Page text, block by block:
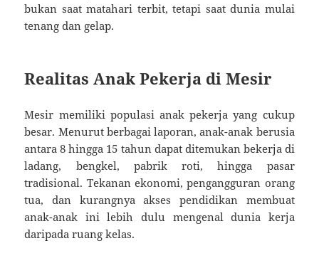
bukan saat matahari terbit, tetapi saat dunia mulai
tenang dan gelap.
Realitas Anak Pekerja di Mesir
Mesir memiliki populasi anak pekerja yang cukup
besar. Menurut berbagai laporan, anak-anak berusia
antara 8 hingga 15 tahun dapat ditemukan bekerja di
ladang, bengkel, pabrik roti, hingga pasar
tradisional. Tekanan ekonomi, pengangguran orang
tua, dan kurangnya akses pendidikan membuat
anak-anak ini lebih dulu mengenal dunia kerja
daripada ruang kelas.